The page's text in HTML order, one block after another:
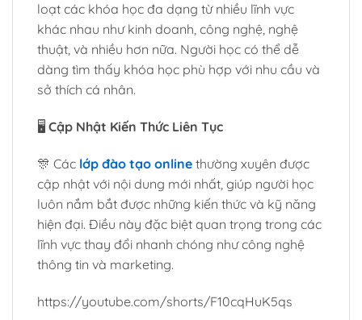
loạt các khóa học đa dạng từ nhiều lĩnh vực
khác nhau như kinh doanh, công nghệ, nghệ
thuật, và nhiều hơn nữa. Người học có thể dễ
dàng tìm thấy khóa học phù hợp với nhu cầu và
sở thích cá nhân.
🖥️ Cập Nhật Kiến Thức Liên Tục
🎊 Các lớp đào tạo online thường xuyên được
cập nhật với nội dung mới nhất, giúp người học
luôn nắm bắt được những kiến thức và kỹ năng
hiện đại. Điều này đặc biệt quan trọng trong các
lĩnh vực thay đổi nhanh chóng như công nghệ
thông tin và marketing.
https://youtube.com/shorts/F10cqHuK5qs